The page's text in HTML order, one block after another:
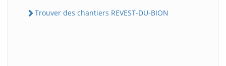
Trouver des chantiers REVEST-DU-BION